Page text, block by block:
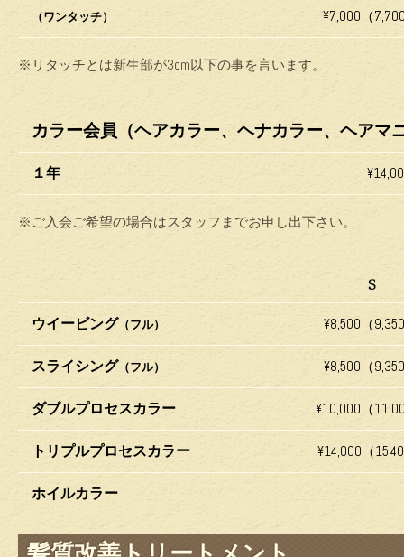
（ワンタッチ） ¥7,000（
※リタッチとは新生部が3cm以下の事を言います。
カラー会員（ヘアカラー、ヘナカラー、ヘアマ
１年
※ご入会ご希望の場合はスタッフまでお申し出下さい。
S
ウイービング（フル） ¥8,500（
スライシング（フル） ¥8,500（
ダブルプロセスカラー ¥10,000（
トリプルプロセスカラー ¥14,000（
ホイルカラー